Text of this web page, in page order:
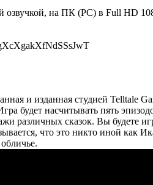
озвучкой, на ПК (PC) в Full HD
и изданная студией Telltale
будет насчитывать пять
различных сказок. Вы будете
что это никто иной как